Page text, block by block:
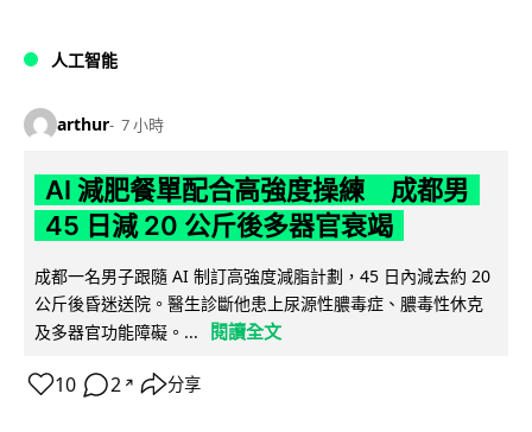
人工智能
arthur 7 小時
AI 減肥餐單配合高強度操練 成都男
45 日減 20 公斤後多器官衰竭
成都一名男子跟隨 AI 制訂高強度減脂計劃，45 日內減去約 20
公斤後昏迷送院。醫生診斷他患上尿源性膿毒症、膿毒性休克
及多器官功能障礙。...
閱讀全文
10 2 ↗ 分享